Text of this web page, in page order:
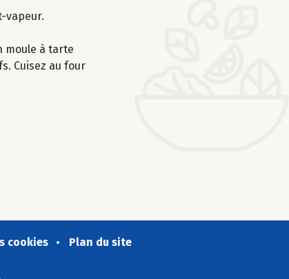
vapeur.
moule à tarte
Cuisez au four
cookies Plan du site